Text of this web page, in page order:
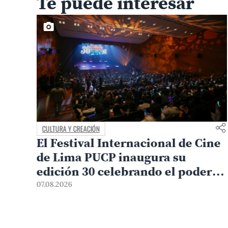
CAMPUS Y COMUNIDAD
Avances en el diálogo con los
representantes estudiantiles
07.08.2026